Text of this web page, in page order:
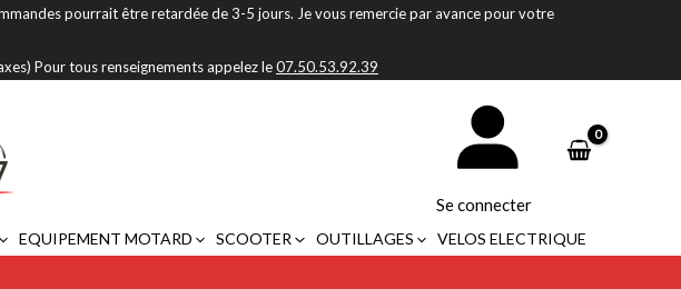
pourrait être retardée de 3-5 jours. Je vous remercie par avance pour votre
Pour tous renseignements appelez le07.50.53.92.39
Se connecter
EQUIPEMENT MOTARD SCOOTER OUTILLAGES VELOS ELECTRIQUE